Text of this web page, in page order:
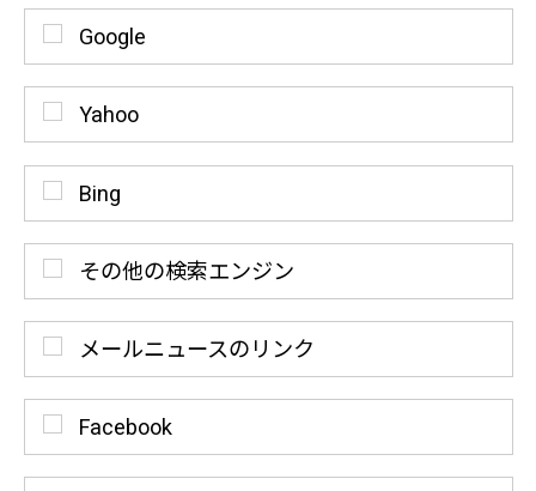
Google
Yahoo
Bing
その他の検索エンジン
メールニュースのリンク
Facebook